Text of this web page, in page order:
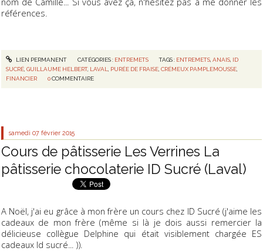
références.
LIEN PERMANENT CATÉGORIES : ENTREMETS TAGS : ENTREMETS ,ANAIS ID
SUCRÉ ,GUILLAUME HELBERT, LAVAL PURÉE DE FRAISE ,CRÉMEUX PAMPLEMOUSSE
FINANCIER
0 COMMENTAIRE
samedi 07 février 2015
Cours de pâtisserie Les Verrines La
pâtisserie chocolaterie ID Sucré (Laval)
A Noël, j'ai eu grâce à mon frère un cours chez ID Sucré (j'aime les
cadeaux de mon frère (même si là je dois aussi remercier la
délicieuse collègue Delphine qui était visiblement chargée ES
cadeaux Id sucré... )).